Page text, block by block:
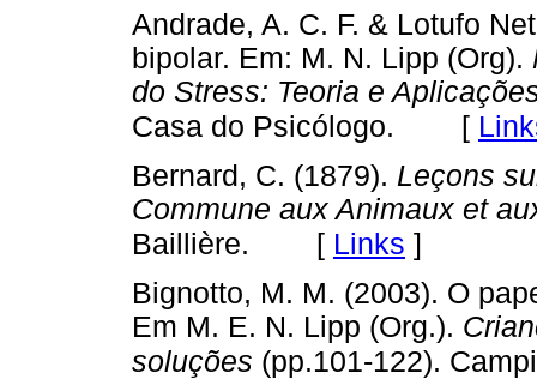
Andrade, A. C. F. & Lotufo
bipolar. Em: M. N. Lipp (Org).
do Stress: Teoria e
Casa do Psicólogo. [
Bernard, C. (1879). Leçons
Commune aux Animaux et
Baillière. [ Links ]
Bignotto, M. M. (2003). O
Em M. E. N. Lipp (Org.).
soluções (pp.101-122).